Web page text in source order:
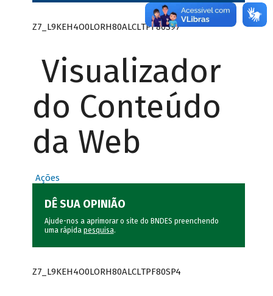
Z7_L9KEH4O0LORH80ALCLTPF80S97
Visualizador
do Conteúdo
da Web
Ações
DÊ SUA OPINIÃO
Ajude-nos a aprimorar o site do BNDES preenchendo
uma rápida pesquisa.
Z7_L9KEH4O0LORH80ALCLTPF80SP4